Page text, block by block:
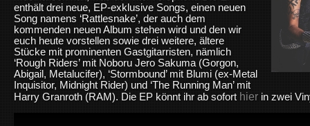
enthält drei neue, EP-exklusive Songs, einen neuen
Song namens ‘Rattlesnake’, der auch dem
kommenden neuen Album stehen wird und den wir
euch heute vorstellen sowie drei weitere, ältere
Stücke mit prominenten Gastgitarristen, nämlich
‘Rough Riders’ mit Noboru Jero Sakuma (Gorgon,
Abigail, Metalucifer), ‘Stormbound’ mit Blumi (ex-Metal
Inquisitor, Midnight Rider) und ‘The Running Man’ mit
Harry Granroth (RAM). Die EP könnt ihr ab sofort hier in zwei